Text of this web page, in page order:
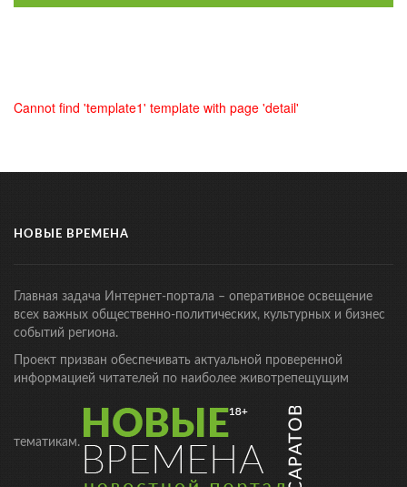
Cannot find 'template1' template with page 'detail'
НОВЫЕ ВРЕМЕНА
Главная задача Интернет-портала – оперативное освещение
всех важных общественно-политических, культурных и бизнес
событий региона.
Проект призван обеспечивать актуальной проверенной
информацией читателей по наиболее животрепещущим
тематикам.